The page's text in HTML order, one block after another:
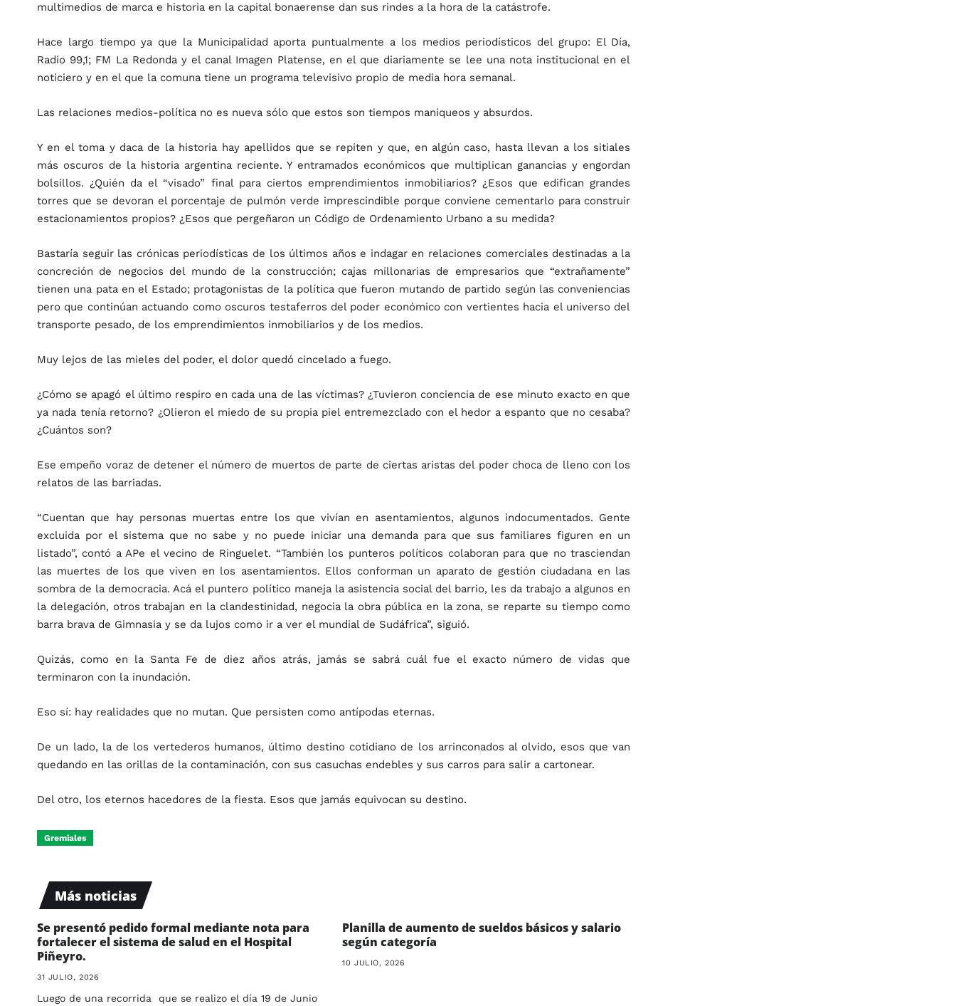
multimedios de marca e historia en la capital bonaerense dan sus rindes a la hora de la catástrofe.
Hace largo tiempo ya que la Municipalidad aporta puntualmente a los medios periodísticos del grupo: El Día,
Radio 99,1; FM La Redonda y el canal Imagen Platense, en el que diariamente se lee una nota institucional en el
noticiero y en el que la comuna tiene un programa televisivo propio de media hora semanal.
Las relaciones medios-política no es nueva sólo que estos son tiempos maniqueos y absurdos.
Y en el toma y daca de la historia hay apellidos que se repiten y que, en algún caso, hasta llevan a los sitiales
más oscuros de la historia argentina reciente. Y entramados económicos que multiplican ganancias y engordan
bolsillos. ¿Quién da el “visado” final para ciertos emprendimientos inmobiliarios? ¿Esos que edifican grandes
torres que se devoran el porcentaje de pulmón verde imprescindible porque conviene cementarlo para construir
estacionamientos propios? ¿Esos que pergeñaron un Código de Ordenamiento Urbano a su medida?
Bastaría seguir las crónicas periodísticas de los últimos años e indagar en relaciones comerciales destinadas a la
concreción de negocios del mundo de la construcción; cajas millonarias de empresarios que “extrañamente”
tienen una pata en el Estado; protagonistas de la política que fueron mutando de partido según las conveniencias
pero que continúan actuando como oscuros testaferros del poder económico con vertientes hacia el universo del
transporte pesado, de los emprendimientos inmobiliarios y de los medios.
Muy lejos de las mieles del poder, el dolor quedó cincelado a fuego.
¿Cómo se apagó el último respiro en cada una de las víctimas? ¿Tuvieron conciencia de ese minuto exacto en que
ya nada tenía retorno? ¿Olieron el miedo de su propia piel entremezclado con el hedor a espanto que no cesaba?
¿Cuántos son?
Ese empeño voraz de detener el número de muertos de parte de ciertas aristas del poder choca de lleno con los
relatos de las barriadas.
“Cuentan que hay personas muertas entre los que vivían en asentamientos, algunos indocumentados. Gente
excluida por el sistema que no sabe y no puede iniciar una demanda para que sus familiares figuren en un
listado”, contó a APe el vecino de Ringuelet. “También los punteros políticos colaboran para que no trasciendan
las muertes de los que viven en los asentamientos. Ellos conforman un aparato de gestión ciudadana en las
sombra de la democracia. Acá el puntero político maneja la asistencia social del barrio, les da trabajo a algunos en
la delegación, otros trabajan en la clandestinidad, negocia la obra pública en la zona, se reparte su tiempo como
barra brava de Gimnasia y se da lujos como ir a ver el mundial de Sudáfrica”, siguió.
Quizás, como en la Santa Fe de diez años atrás, jamás se sabrá cuál fue el exacto número de vidas que
terminaron con la inundación.
Eso sí: hay realidades que no mutan. Que persisten como antípodas eternas.
De un lado, la de los vertederos humanos, último destino cotidiano de los arrinconados al olvido, esos que van
quedando en las orillas de la contaminación, con sus casuchas endebles y sus carros para salir a cartonear.
Del otro, los eternos hacedores de la fiesta. Esos que jamás equivocan su destino.
Gremiales
Más noticias
Se presentó pedido formal mediante nota para
fortalecer el sistema de salud en el Hospital
Piñeyro.
31 JULIO, 2026
Luego de una recorrida que se realizo el día 19 de Junio
Planilla de aumento de sueldos básicos y salario
según categoría
10 JULIO, 2026